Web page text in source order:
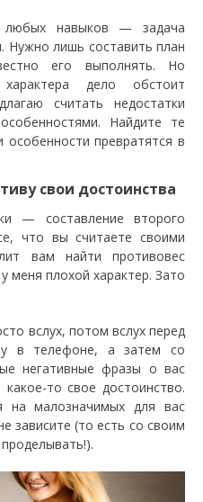
любых навыков — задача
Нужно лишь составить план
его выполнять. Но
дело обстоит
считать недостатки
Найдите те
превратятся в
свои достоинства
— составление второго
что вы считаете своими
вам найти противовес
меня плохой характер. Зато
вслух, потом вслух перед
в телефоне, а затем со
негативные фразы о вас
то свое достоинство.
на малозначимых для вас
зависите (то есть со своим